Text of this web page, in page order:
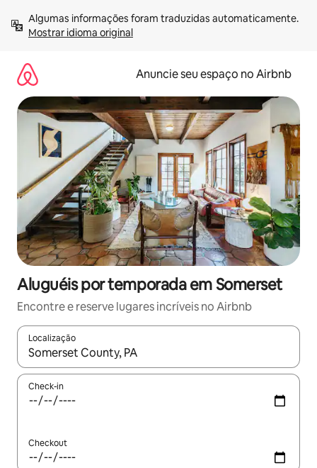
para
Mostrar idioma original
Anuncie seu espaço no Airbnb
Aluguéis por temporada em Somerset
Encontre e reserve lugares incríveis no Airbnb
Localização
Quando os resultados estiverem disponíveis, explore-os
Check-in
Checkout